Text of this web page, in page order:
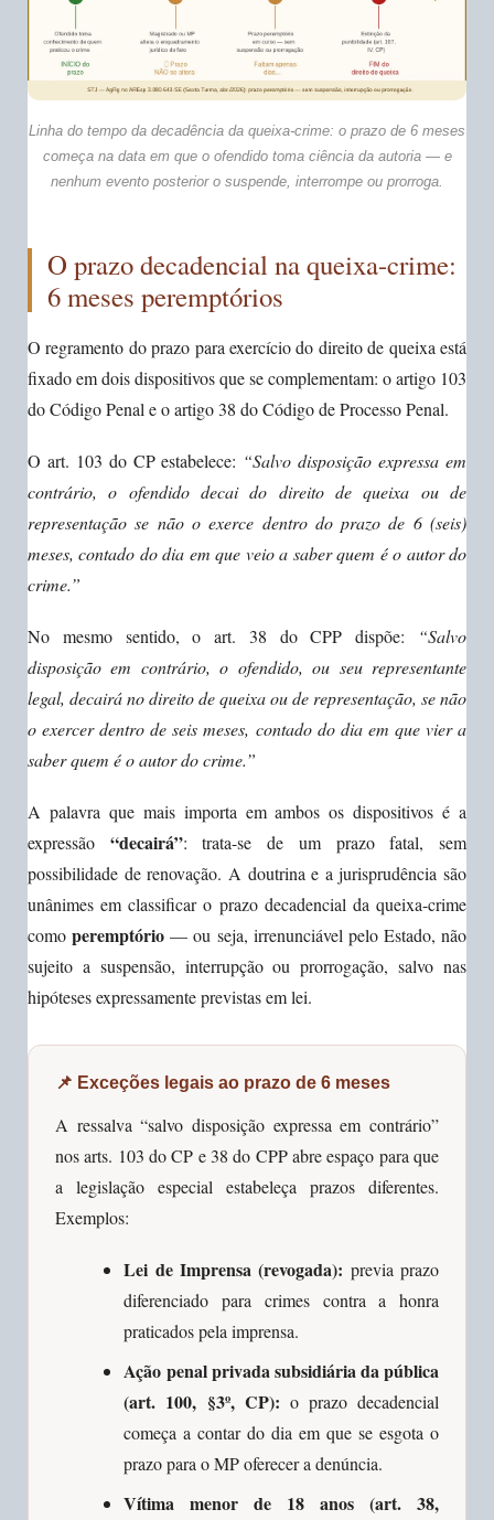
Linha do tempo da decadência da queixa-crime: o prazo de 6 meses
começa na data em que o ofendido toma ciência da autoria — e
nenhum evento posterior o suspende, interrompe ou prorroga.
O prazo decadencial na queixa-crime:
6 meses peremptórios
O regramento do prazo para exercício do direito de queixa está
fixado em dois dispositivos que se complementam: o artigo 103
do Código Penal e o artigo 38 do Código de Processo Penal.
O art. 103 do CP estabelece: “Salvo disposição expressa em
contrário, o ofendido decai do direito de queixa ou de
representação se não o exerce dentro do prazo de 6 (seis)
meses, contado do dia em que veio a saber quem é o autor do
crime.”
No mesmo sentido, o art. 38 do CPP dispõe: “Salvo
disposição em contrário, o ofendido, ou seu representante
legal, decairá no direito de queixa ou de representação, se não
o exercer dentro de seis meses, contado do dia em que vier a
saber quem é o autor do crime.”
A palavra que mais importa em ambos os dispositivos é a
expressão “decairá”: trata-se de um prazo fatal, sem
possibilidade de renovação. A doutrina e a jurisprudência são
unânimes em classificar o prazo decadencial da queixa-crime
comoperemptório — ou seja, irrenunciável pelo Estado, não
sujeito a suspensão, interrupção ou prorrogação, salvo nas
hipóteses expressamente previstas em lei.
📌 Exceções legais ao prazo de 6 meses
A ressalva “salvo disposição expressa em contrário”
nos arts. 103 do CP e 38 do CPP abre espaço para que
a legislação especial estabeleça prazos diferentes.
Exemplos:
Lei de Imprensa (revogada): previa prazo
diferenciado para crimes contra a honra
praticados pela imprensa.
Ação penal privada subsidiária da pública
(art. 100, §3º, CP): o prazo decadencial
começa a contar do dia em que se esgota o
prazo para o MP oferecer a denúncia.
Vítima menor de 18 anos (art. 38,